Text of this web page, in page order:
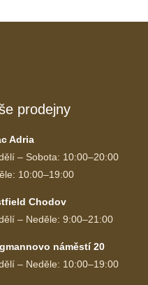
prodejny
Adria
– Sobota: 10:00–20:00
10:00–19:00
Chodov
– Neděle: 9:00–21:00
náměstí 20
– Neděle: 10:00–19:00